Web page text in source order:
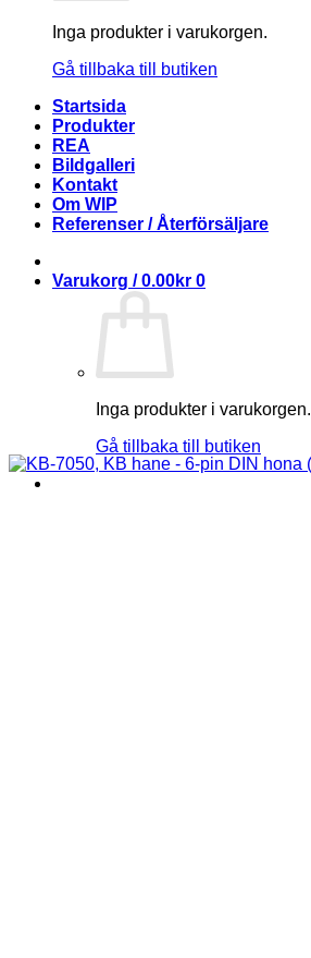
Inga produkter i varukorgen.
Gå tillbaka till butiken
Startsida
Produkter
REA
Bildgalleri
Kontakt
Om WIP
Referenser / Återförsäljare
Varukorg /0.00kr 0
Inga produkter i varukorgen.
Gå tillbaka till butiken